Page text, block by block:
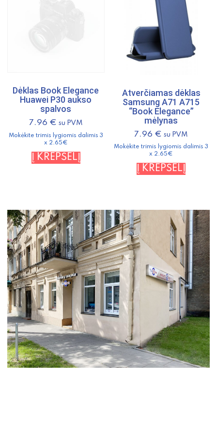
Dėklas Book Elegance
Huawei P30 aukso
spalvos
7.96 € su PVM
Mokėkite trimis lygiomis dalimis 3
x 2.65€
Į KREPŠELĮ
Atverčiamas dėklas
Samsung A71 A715
“Book Elegance”
mėlynas
7.96 € su PVM
Mokėkite trimis lygiomis dalimis 3
x 2.65€
Į KREPŠELĮ